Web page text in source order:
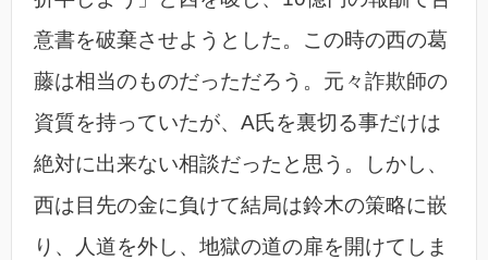
意書を破棄させようとした。この時の西の葛
藤は相当のものだっただろう。元々詐欺師の
資質を持っていたが、A氏を裏切る事だけは
絶対に出来ない相談だったと思う。しかし、
西は目先の金に負けて結局は鈴木の策略に嵌
り、人道を外し、地獄の道の扉を開けてしま